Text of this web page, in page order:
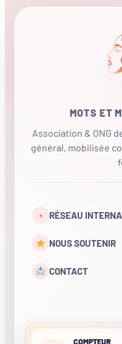
MOTS ET
Association & ONG
général, mobilisée
• RÉSEAU
NOUS SOUTENIR
CONTACT
COMPTEUR